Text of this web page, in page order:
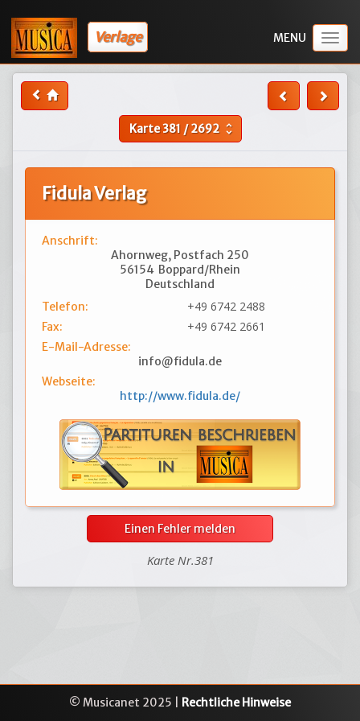
Verlage
Karte381/2692 unfold_more
Fidula Verlag
Anschrift:
Ahornweg, Postfach 250
56154 Boppard/Rhein
Deutschland
Telefon:
+49 6742 2488
Fax: +49 6742 2661
E-Mail-Adresse:
info@fidula.de
Webseite:
http://www.fidula.de/
Einen Fehler melden
Karte Nr.381
© Musicanet 2025 | Rechtliche Hinweise